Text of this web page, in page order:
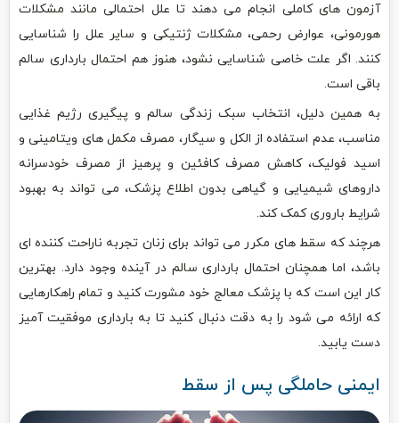
آزمون های کاملی انجام می دهند تا علل احتمالی مانند مشکلات
هورمونی، عوارض رحمی، مشکلات ژنتیکی و سایر علل را شناسایی
کنند. اگر علت خاصی شناسایی نشود، هنوز هم احتمال بارداری سالم
باقی است.
به همین دلیل، انتخاب سبک زندگی سالم و پیگیری رژیم غذایی
مناسب، عدم استفاده از الکل و سیگار، مصرف مکمل های ویتامینی و
اسید فولیک، کاهش مصرف کافئین و پرهیز از مصرف خودسرانه
داروهای شیمیایی و گیاهی بدون اطلاع پزشک، می تواند به بهبود
شرایط باروری کمک کند.
هرچند که سقط های مکرر می تواند برای زنان تجربه ناراحت کننده ای
باشد، اما همچنان احتمال بارداری سالم در آینده وجود دارد. بهترین
کار این است که با پزشک معالج خود مشورت کنید و تمام راهکارهایی
که ارائه می شود را به دقت دنبال کنید تا به بارداری موفقیت آمیز
دست یابید.
ایمنی حاملگی پس از سقط